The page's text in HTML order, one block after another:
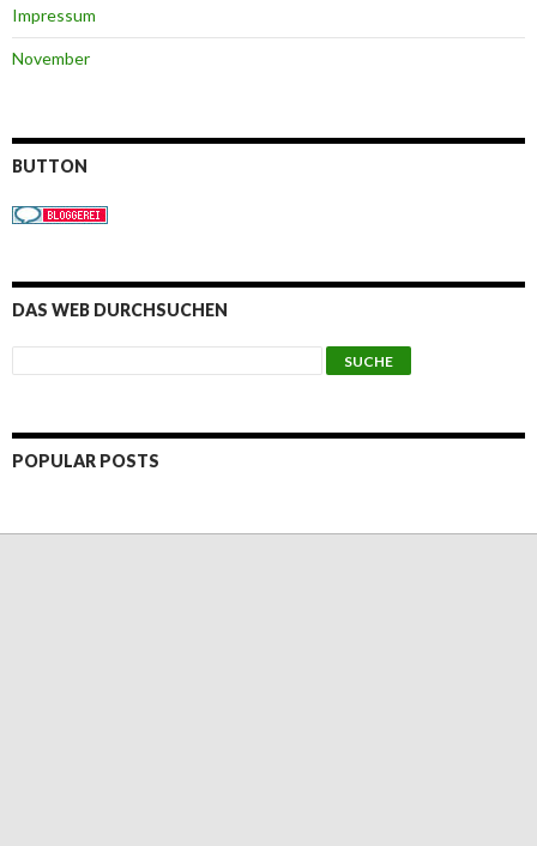
Impressum
November
BUTTON
DAS WEB DURCHSUCHEN
POPULAR POSTS